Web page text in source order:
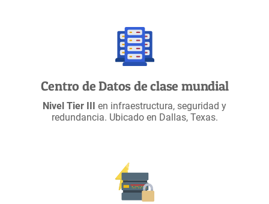
Centro de Datos de clase mundial
Nivel Tier III en infraestructura, seguridad y
redundancia. Ubicado en Dallas, Texas.